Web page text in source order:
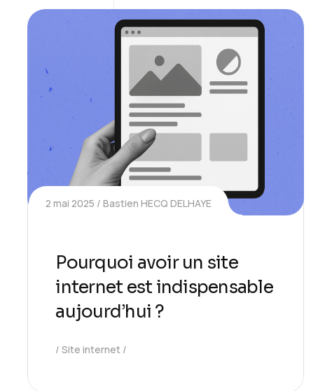
2 mai 2025 Bastien HECQ DELHAYE
Pourquoi avoir un site
internet est indispensable
aujourd’hui ?
Site internet